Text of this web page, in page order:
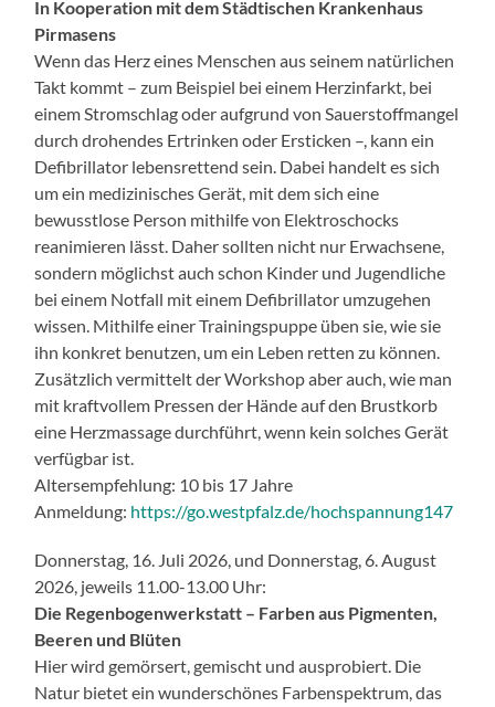
In Kooperation mit dem Städtischen Krankenhaus
Pirmasens
Wenn das Herz eines Menschen aus seinem natürlichen
Takt kommt – zum Beispiel bei einem Herzinfarkt, bei
einem Stromschlag oder aufgrund von Sauerstoffmangel
durch drohendes Ertrinken oder Ersticken –, kann ein
Defibrillator lebensrettend sein. Dabei handelt es sich
um ein medizinisches Gerät, mit dem sich eine
bewusstlose Person mithilfe von Elektroschocks
reanimieren lässt. Daher sollten nicht nur Erwachsene,
sondern möglichst auch schon Kinder und Jugendliche
bei einem Notfall mit einem Defibrillator umzugehen
wissen. Mithilfe einer Trainingspuppe üben sie, wie sie
ihn konkret benutzen, um ein Leben retten zu können.
Zusätzlich vermittelt der Workshop aber auch, wie man
mit kraftvollem Pressen der Hände auf den Brustkorb
eine Herzmassage durchführt, wenn kein solches Gerät
verfügbar ist.
Altersempfehlung: 10 bis 17 Jahre
Anmeldung: https://go.westpfalz.de/hochspannung147
Donnerstag, 16. Juli 2026, und Donnerstag, 6. August
2026, jeweils 11.00-13.00 Uhr:
Die Regenbogenwerkstatt – Farben aus Pigmenten,
Beeren und Blüten
Hier wird gemörsert, gemischt und ausprobiert. Die
Natur bietet ein wunderschönes Farbenspektrum, das